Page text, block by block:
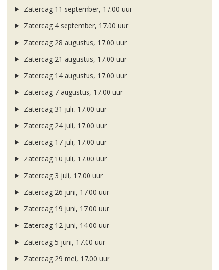
Zaterdag 11 september, 17.00 uur
Zaterdag 4 september, 17.00 uur
Zaterdag 28 augustus, 17.00 uur
Zaterdag 21 augustus, 17.00 uur
Zaterdag 14 augustus, 17.00 uur
Zaterdag 7 augustus, 17.00 uur
Zaterdag 31 juli, 17.00 uur
Zaterdag 24 juli, 17.00 uur
Zaterdag 17 juli, 17.00 uur
Zaterdag 10 juli, 17.00 uur
Zaterdag 3 juli, 17.00 uur
Zaterdag 26 juni, 17.00 uur
Zaterdag 19 juni, 17.00 uur
Zaterdag 12 juni, 14.00 uur
Zaterdag 5 juni, 17.00 uur
Zaterdag 29 mei, 17.00 uur